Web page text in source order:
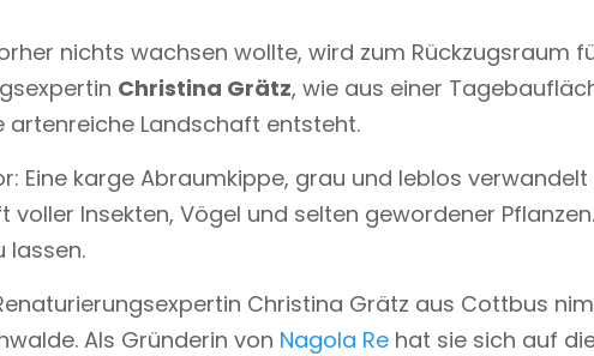
nichts wachsen wollte, wird zum Rückzugsraum
Christina Grätz, wie aus einer
artenreiche Landschaft entsteht.
Eine karge Abraumkippe, grau und leblos
Insekten, Vögel und selten gewordener
lassen.
Christina Grätz aus Cottbus
Als Gründerin von Nagola Rehat sie sich auf